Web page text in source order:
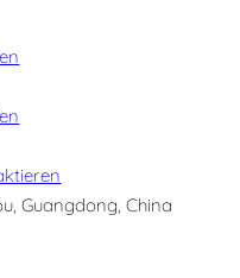
Guangdong, China